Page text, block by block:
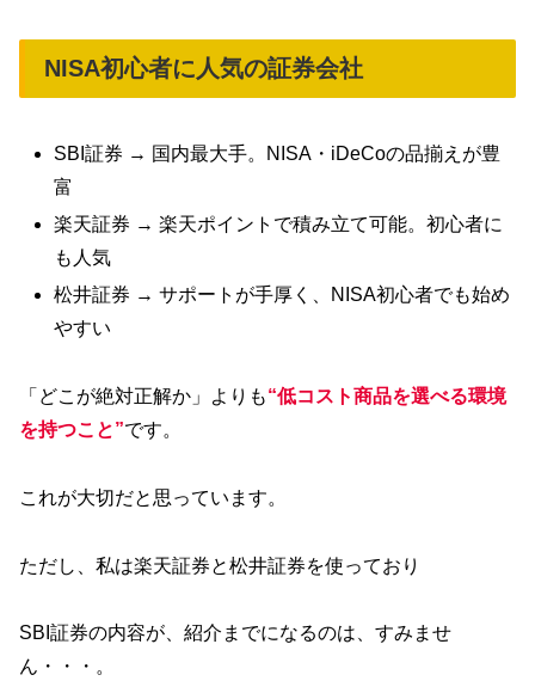
NISA初心者に人気の証券会社
SBI証券 → 国内最大手。NISA・iDeCoの品揃えが豊
富
楽天証券 → 楽天ポイントで積み立て可能。初心者に
も人気
松井証券 → サポートが手厚く、NISA初心者でも始め
やすい
「どこが絶対正解か」よりも“低コスト商品を選べる環境
を持つこと”です。
これが大切だと思っています。
ただし、私は楽天証券と松井証券を使っており
SBI証券の内容が、紹介までになるのは、すみませ
ん・・・。